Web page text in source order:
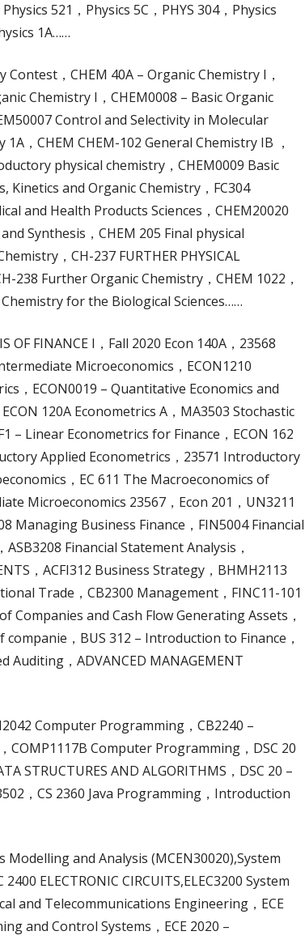
521，Physics 5C，PHYS 304，Physics
1A……
，CHEM 40A – Organic Chemistry I，
Chemistry I，CHEM0008 – Basic Organic
Control and Selectivity in Molecular
，CHEM CHEM-102 General Chemistry IB ，
physical chemistry，CHEM0009 Basic
Kinetics and Organic Chemistry，FC304
and Health Products Sciences，CHEM20020
Synthesis，CHEM 205 Final physical
，CH-237 FURTHER PHYSICAL
238 Further Organic Chemistry，CHEM 1022，
for the Biological Sciences……
OF FINANCE I，Fall 2020 Econ 140A，23568
Microeconomics，ECON1210
，ECON0019 – Quantitative Economics and
120A Econometrics A，MA3503 Stochastic
– Linear Econometrics for Finance，ECON 162
Applied Econometrics，23571 Introductory
，EC 611 The Macroeconomics of
Microeconomics 23567，Econ 201，UN3211
Managing Business Finance，FIN5004 Financial
Financial Statement Analysis，
，ACFI312 Business Strategy，BHMH2113
Trade，CB2300 Management，FINC11-101
Companies and Cash Flow Generating Assets，
，BUS 312 – Introduction to Finance，
Auditing，ADVANCED MANAGEMENT
Computer Programming，CB2240 –
Computer Programming，DSC 20
STRUCTURES AND ALGORITHMS，DSC 20 –
，CS 2360 Java Programming，Introduction
Modelling and Analysis (MCEN30020),System
ELECTRONIC CIRCUITS,ELEC3200 System
and Telecommunications Engineering，ECE
and Control Systems，ECE 2020 –